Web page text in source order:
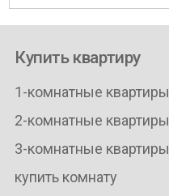
Купить квартиру
1-комнатные квартиры
2-комнатные квартиры
3-комнатные квартиры
купить комнату